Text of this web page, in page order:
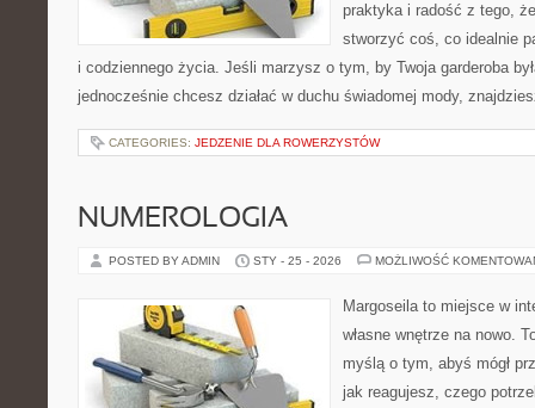
praktyka i radość z tego,
stworzyć coś, co idealnie
i codziennego życia. Jeśli marzysz o tym, by Twoja garderoba
jednocześnie chcesz działać w duchu świadomej mody,
CATEGORIES: JEDZENIE DLA ROWERZYSTÓW
NUMEROLOGIA
POSTED BY ADMIN STY - 25 - 2026 MOŻLIWOŚĆ
Margoseila to miejsce w
własne wnętrze na nowo.
myślą o tym, abyś mógł
jak reagujesz, czego